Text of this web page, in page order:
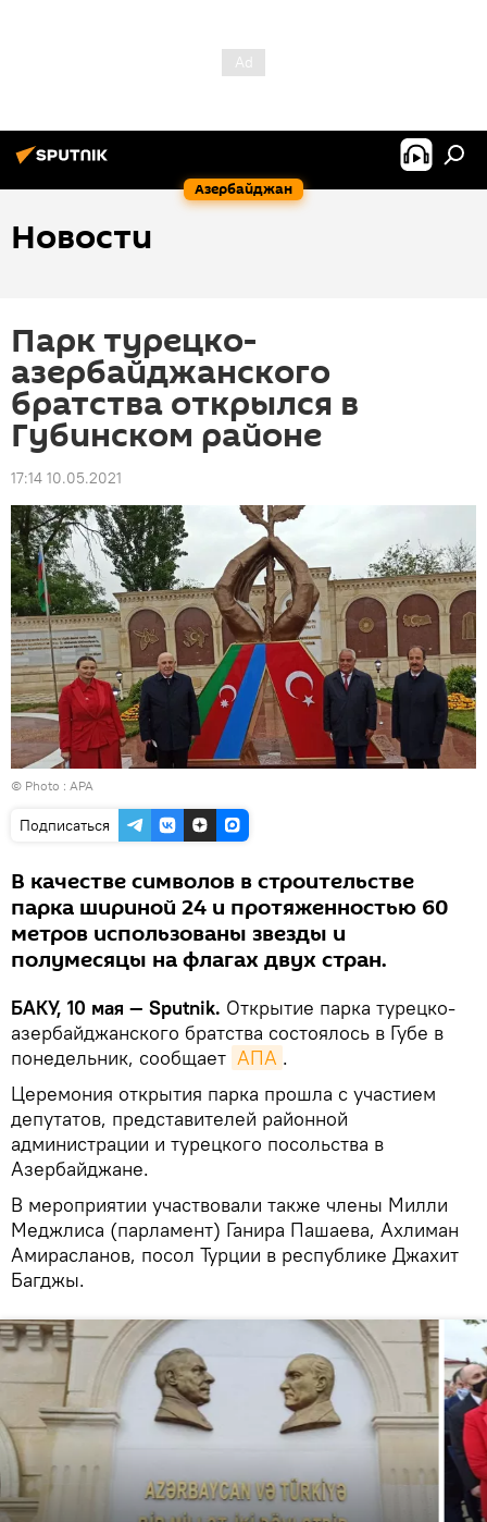
Азербайджан
Новости
Парк турецко-
азербайджанского
братства открылся в
Губинском районе
17:14 10.05.2021
© Photo : APA
Подписаться
В качестве символов в строительстве
парка шириной 24 и протяженностью 60
метров использованы звезды и
полумесяцы на флагах двух стран.
БАКУ, 10 мая — Sputnik. Открытие парка турецко-
азербайджанского братства состоялось в Губе в
понедельник, сообщает АПА .
Церемония открытия парка прошла с участием
депутатов, представителей районной
администрации и турецкого посольства в
Азербайджане.
В мероприятии участвовали также члены Милли
Меджлиса (парламент) Ганира Пашаева, Ахлиман
Амирасланов, посол Турции в республике Джахит
Багджы.